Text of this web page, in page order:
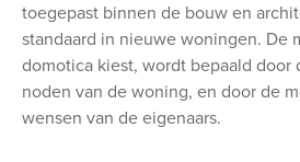
toegepast binnen de bouw en
standaard in nieuwe woningen. De
domotica kiest, wordt bepaald door
noden van de woning, en door de
wensen van de eigenaars.